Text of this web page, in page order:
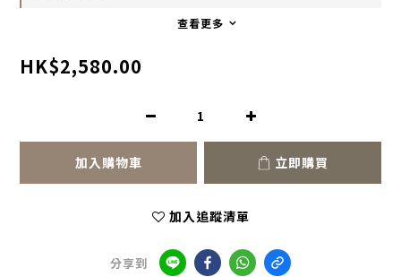
查看更多
HK$2,580.00
加入購物車 立即購買
加入追蹤清單
分享到